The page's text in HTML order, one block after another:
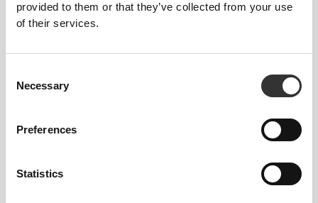
provided to them or that they’ve collected from your use
of their services.
Selection
Necessary
Preferences
Statistics
600 g - Speculoos
Orzechowo-Laskowy - Ekstra
20%